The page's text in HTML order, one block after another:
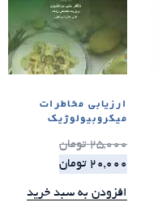
ارزیابی مخاطرات
میکروبیولوژیک
25,000 تومان
20,000 تومان
افزودن به سبد خرید